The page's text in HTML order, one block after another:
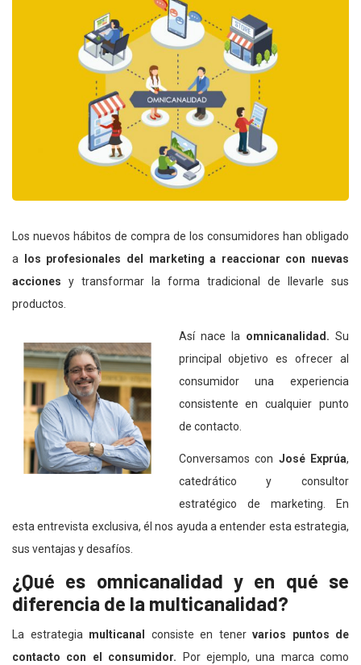
Los nuevos hábitos de compra de los consumidores han obligado
a
los profesionales del marketing a reaccionar con nuevas
acciones y transformar la forma tradicional de llevarle sus
productos.
Así nace la omnicanalidad. Su
principal objetivo es ofrecer al
consumidor una experiencia
consistente en cualquier punto
de contacto.
Conversamos con José Exprúa,
catedrático y consultor
estratégico de marketing. En
esta entrevista exclusiva, él nos ayuda a entender esta estrategia,
sus ventajas y desafíos.
¿Qué es omnicanalidad y en qué se
diferencia de la multicanalidad?
La estrategia multicanal consiste en tener varios puntos de
contacto con el consumidor. Por ejemplo, una marca como